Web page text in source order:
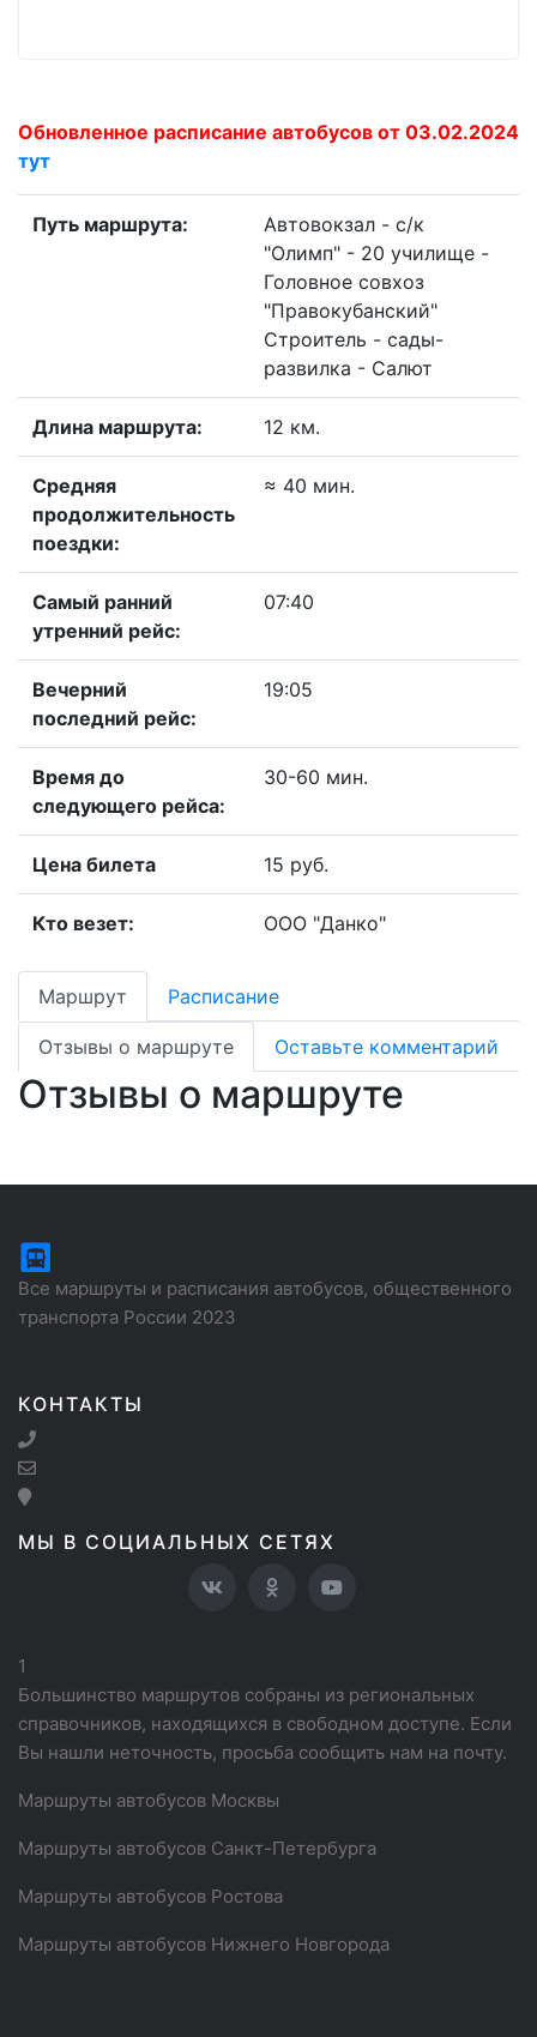
Обновленное расписание автобусов от 03.02.2024
тут
Путь маршрута:
Автовокзал - с/к
"Олимп" - 20 училище -
Головное совхоз
"Правокубанский"
Строитель - сады-
развилка - Салют
Длина маршрута: 12 км.
Средняя
продолжительность
поездки:
≈ 40 мин.
Самый ранний
утренний рейс:
07:40
Вечерний
последний рейс:
19:05
Время до
следующего рейса:
30-60 мин.
Цена билета 15 руб.
Кто везет: ООО "Данко"
Маршрут Расписание
Отзывы о маршруте Оставьте комментарий
Отзывы о маршруте
Все маршруты и расписания автобусов, общественного
транспорта России 2023
КОНТАКТЫ
МЫ В СОЦИАЛЬНЫХ СЕТЯХ
1
Большинство маршрутов собраны из региональных
справочников, находящихся в свободном доступе. Если
Вы нашли неточность, просьба сообщить нам на почту.
Маршруты автобусов Москвы
Маршруты автобусов Санкт-Петербурга
Маршруты автобусов Ростова
Маршруты автобусов Нижнего Новгорода